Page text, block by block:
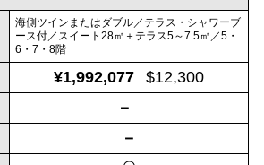
海側ツインまたはダブル／テラス・シャワーブ
ース付／スイート28㎡＋テラス5～7.5㎡／5・
6・7・8階
¥1,992,077 $12,300
－
－